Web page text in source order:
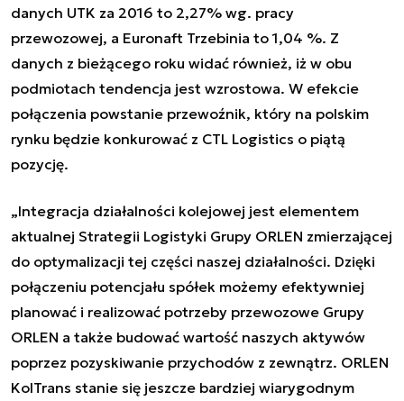
danych UTK za 2016 to 2,27% wg. pracy
przewozowej, a Euronaft Trzebinia to 1,04 %. Z
danych z bieżącego roku widać również, iż w obu
podmiotach tendencja jest wzrostowa. W efekcie
połączenia powstanie przewoźnik, który na polskim
rynku będzie konkurować z CTL Logistics o piątą
pozycję.
„Integracja działalności kolejowej jest elementem
aktualnej Strategii Logistyki Grupy ORLEN zmierzającej
do optymalizacji tej części naszej działalności. Dzięki
połączeniu potencjału spółek możemy efektywniej
planować i realizować potrzeby przewozowe Grupy
ORLEN a także budować wartość naszych aktywów
poprzez pozyskiwanie przychodów z zewnątrz. ORLEN
KolTrans stanie się jeszcze bardziej wiarygodnym